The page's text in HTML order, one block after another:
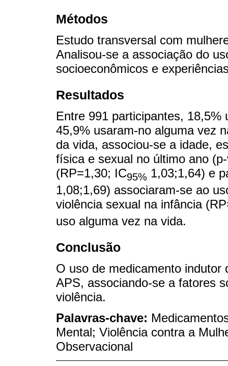
Métodos
Estudo transversal com
Analisou-se a associação do
socioeconômicos e
Resultados
Entre 991 participantes,
45,9% usaram-no alguma vez
da vida, associou-se a idade,
física e sexual no último ano
(RP=1,30; IC95% 1,03;1,64) e
1,08;1,69) associaram-se ao
violência sexual na infância
uso alguma vez na vida.
Conclusão
O uso de medicamento
APS, associando-se a fatores
violência.
Palavras-chave:
Mental; Violência contra a
Observacional